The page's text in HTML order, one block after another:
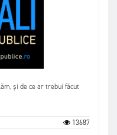
și de ce ar trebui făcut
13687